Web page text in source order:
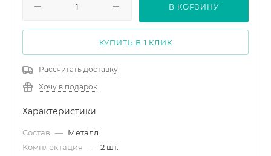
В КОРЗИНУ
КУПИТЬ В 1 КЛИК
Рассчитать доставку
Хочу в подарок
Характеристики
Состав — Металл
Комплектация — 2 шт.